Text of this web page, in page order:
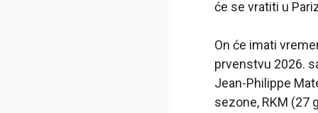
će se vratiti u
On će imati
prvenstvu 2026.
Jean-Philippe
sezone, RKM (27